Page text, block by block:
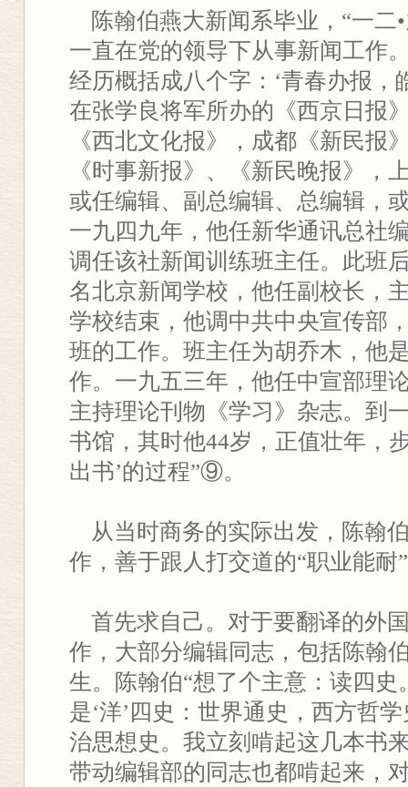
陈翰伯燕大新闻系毕业，“一二
一直在党的领导下从事新闻工作
经历概括成八个字：‘青春办报
在张学良将军所办的《西京日报
《西北文化报》，成都《新民报
《时事新报》、《新民晚报》，
或任编辑、副总编辑、总编辑，
一九四九年，他任新华通讯总社
调任该社新闻训练班主任。此班
名北京新闻学校，他任副校长，
学校结束，他调中共中央宣传部
班的工作。班主任为胡乔木，他
作。一九五三年，他任中宣部理
主持理论刊物《学习》杂志。到
书馆，其时他44岁，正值壮年，
出书’的过程”⑨。
从当时商务的实际出发，陈翰
作，善于跟人打交道的“职业能耐
首先求自己。对于要翻译的外
作，大部分编辑同志，包括陈翰
生。陈翰伯“想了个主意：读四史
是‘洋’四史：世界通史，西方哲
治思想史。我立刻啃起这几本书
带动编辑部的同志也都啃起来，